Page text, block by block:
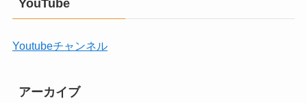
YouTube
Youtubeチャンネル
アーカイブ